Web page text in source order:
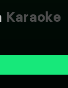
Karaoke